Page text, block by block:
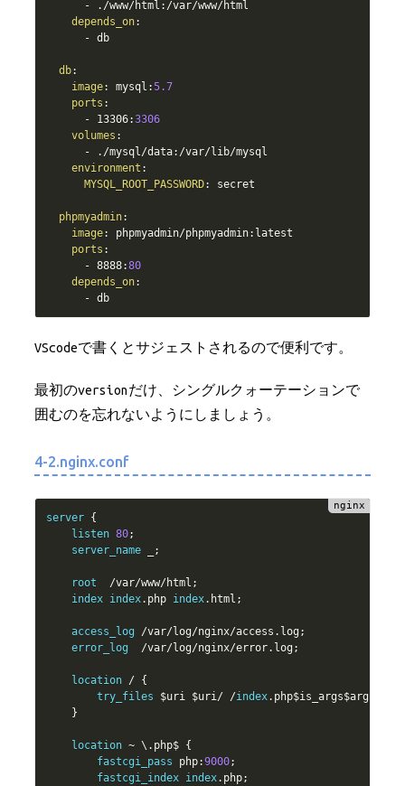
- ./www/html : /var/www/html
depends_on:
- db
db:
image: mysql :5.7
ports :
- 13306:3306
volumes :
- ./mysql/data: /var/lib/mysql
environment :
MYSQL_ROOT_PASSWORD: secret
phpmyadmin:
image: phpmyadmin/phpmyadmin: latest
ports :
- 8888:80
depends_on:
-
VScodeで書くとサジェストされるので便利です。
最初のversionだけ、シングルクォーテーションで
囲むのを忘れないようにしましょう。
4-2.nginx.conf
server {
listen 80;
server_name
;
root /var/www/html ;
index index. php index. html ;
access_log /var/log/nginx/access . log ;
error_log
/var/log/nginx/error. log ;
location / {
try_files
$uri $uri/ /index. php$is_args$args
}
location ~ \ . php$ {
fastcgi_pass php:9000;
fastcgi_index index. php;